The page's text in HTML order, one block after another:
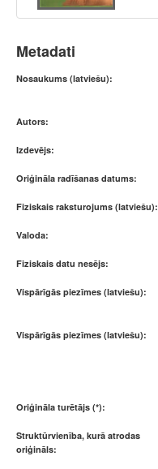
Metadati
Nosaukums (latviešu):
Autors:
Izdevējs:
Oriģināla radīšanas datums:
Fiziskais raksturojums (latviešu):
Valoda:
Fiziskais datu nesējs:
Vispārīgās piezīmes (latviešu):
Vispārīgās piezīmes (latviešu):
Oriģināla turētājs (*):
Struktūrvienība, kurā atrodas
oriģināls: